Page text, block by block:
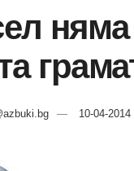
няма
10-04-2014